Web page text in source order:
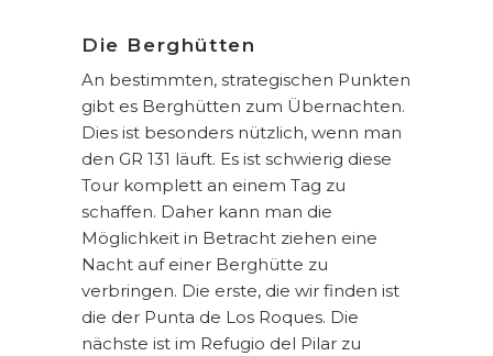
Die Berghütten
An bestimmten, strategischen Punkten
gibt es Berghütten zum Übernachten.
Dies ist besonders nützlich, wenn man
den GR 131 läuft. Es ist schwierig diese
Tour komplett an einem Tag zu
schaffen. Daher kann man die
Möglichkeit in Betracht ziehen eine
Nacht auf einer Berghütte zu
verbringen. Die erste, die wir finden ist
die der Punta de Los Roques. Die
nächste ist im Refugio del Pilar zu